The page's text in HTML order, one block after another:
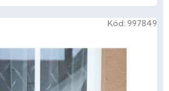
Kód: 997849